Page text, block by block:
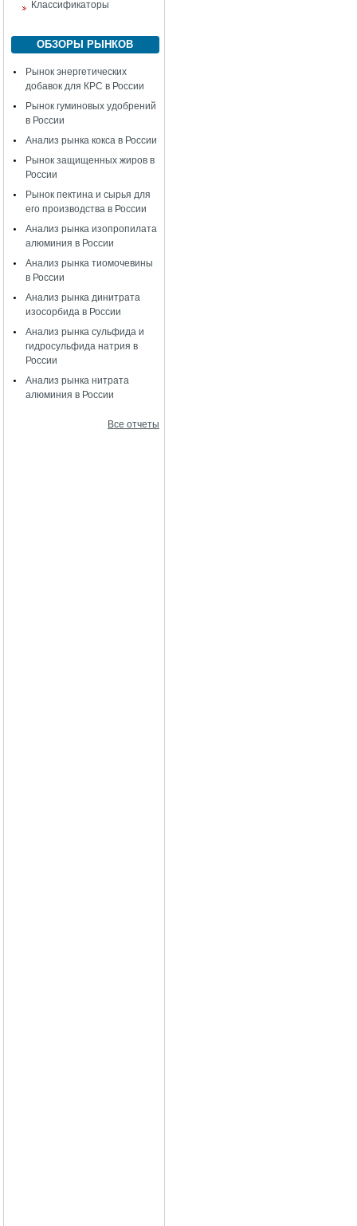
Классификаторы
ОБЗОРЫ РЫНКОВ
Рынок энергетических
добавок для КРС в России
Рынок гуминовых удобрений
в России
Анализ рынка кокса в России
Рынок защищенных жиров в
России
Рынок пектина и сырья для
его производства в России
Анализ рынка изопропилата
алюминия в России
Анализ рынка тиомочевины
в России
Анализ рынка динитрата
изосорбида в России
Анализ рынка сульфида и
гидросульфида натрия в
России
Анализ рынка нитрата
алюминия в России
Все отчеты